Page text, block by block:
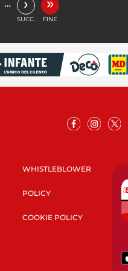
…
SUCC. FINE
WHISTLEBLOWER
POLICY
COOKIE POLICY